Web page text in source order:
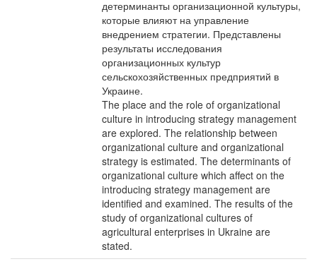
детерминанты организационной культуры,
которые влияют на управление
внедрением стратегии. Представлены
результаты исследования
организационных культур
сельскохозяйственных предприятий в
Украине.
The place and the role of organizational
culture in introducing strategy management
are explored. The relationship between
organizational culture and organizational
strategy is estimated. The determinants of
organizational culture which affect on the
introducing strategy management are
identified and examined. The results of the
study of organizational cultures of
agricultural enterprises in Ukraine are
stated.